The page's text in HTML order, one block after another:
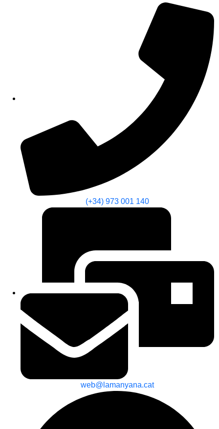
(+34) 973 001 140
web@lamanyana.cat